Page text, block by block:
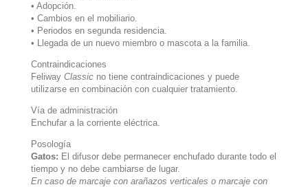
• Adopción.
• Cambios en el mobiliario.
• Periodos en segunda residencia.
• Llegada de un nuevo miembro o mascota a la familia.
Contraindicaciones
Feliway Classic no tiene contraindicaciones y puede
utilizarse en combinación con cualquier tratamiento.
Vía de administración
Enchufar a la corriente eléctrica.
Posología
Gatos: El difusor debe permanecer enchufado durante todo el
tiempo y no debe cambiarse de lugar.
En caso de marcaje con arañazos verticales o marcaje con